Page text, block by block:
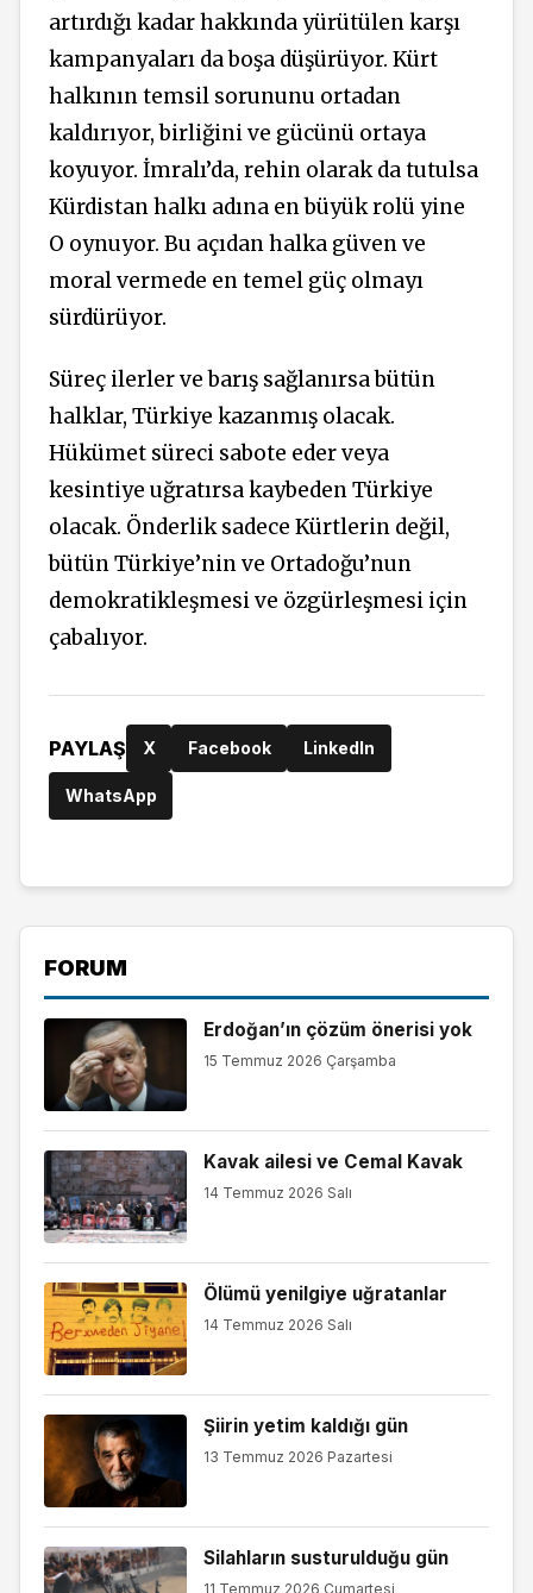
artırdığı kadar hakkında yürütülen karşı
kampanyaları da boşa düşürüyor. Kürt
halkının temsil sorununu ortadan
kaldırıyor, birliğini ve gücünü ortaya
koyuyor. İmralı’da, rehin olarak da tutulsa
Kürdistan halkı adına en büyük rolü yine
O oynuyor. Bu açıdan halka güven ve
moral vermede en temel güç olmayı
sürdürüyor.
Süreç ilerler ve barış sağlanırsa bütün
halklar, Türkiye kazanmış olacak.
Hükümet süreci sabote eder veya
kesintiye uğratırsa kaybeden Türkiye
olacak. Önderlik sadece Kürtlerin değil,
bütün Türkiye’nin ve Ortadoğu’nun
demokratikleşmesi ve özgürleşmesi için
çabalıyor.
PAYLAŞ X Facebook LinkedIn
WhatsApp
FORUM
Erdoğan’ın çözüm önerisi yok
15 Temmuz 2026 Çarşamba
Kavak ailesi ve Cemal Kavak
14 Temmuz 2026 Salı
Ölümü yenilgiye uğratanlar
14 Temmuz 2026 Salı
Şiirin yetim kaldığı gün
13 Temmuz 2026 Pazartesi
Silahların susturulduğu gün
11 Temmuz 2026 Cumartesi